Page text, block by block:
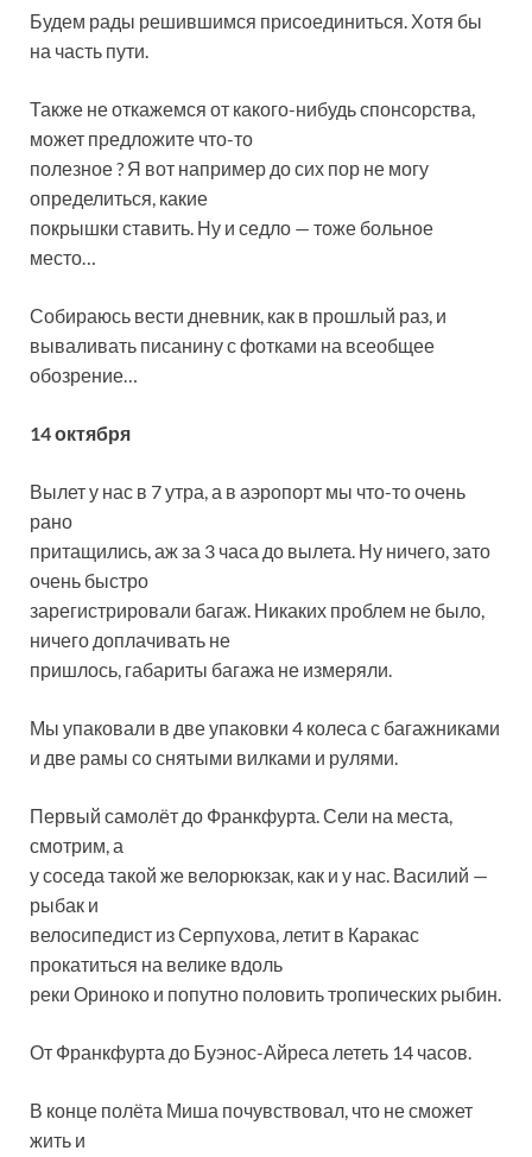
Будем рады решившимся присоединиться. Хотя бы
на часть пути.
Также не откажемся от какого-нибудь спонсорства,
может предложите что-то
полезное ? Я вот например до сих пор не могу
определиться, какие
покрышки ставить. Ну и седло — тоже больное
место…
Собираюсь вести дневник, как в прошлый раз, и
вываливать писанину с фотками на всеобщее
обозрение…
14 октября
Вылет у нас в 7 утра, а в аэропорт мы что-то очень
рано
притащились, аж за 3 часа до вылета. Ну ничего, зато
очень быстро
зарегистрировали багаж. Никаких проблем не было,
ничего доплачивать не
пришлось, габариты багажа не измеряли.
Мы упаковали в две упаковки 4 колеса с багажниками
и две рамы со снятыми вилками и рулями.
Первый самолёт до Франкфурта. Сели на места,
смотрим, а
у соседа такой же велорюкзак, как и у нас. Василий —
рыбак и
велосипедист из Серпухова, летит в Каракас
прокатиться на велике вдоль
реки Ориноко и попутно половить тропических рыбин.
От Франкфурта до Буэнос-Айреса лететь 14 часов.
В конце полёта Миша почувствовал, что не сможет
жить и